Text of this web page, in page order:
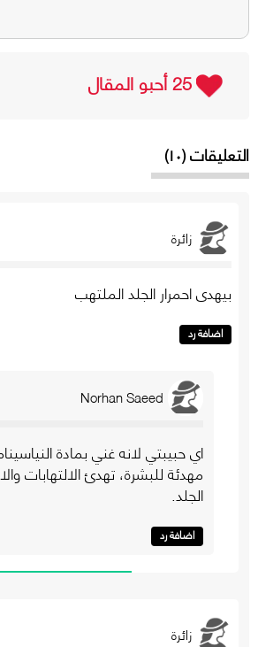
25 أحبو المقال
التعليقات (١٠)
زائرة
بيهدي احمرار الجلد الملتهب
اضافة رد
Norhan Saeed
اي حبيبتي لانه غني بمادة
مهدئة للبشرة، تهدئ الالتهابات
الجلد.
اضافة رد
زائرة